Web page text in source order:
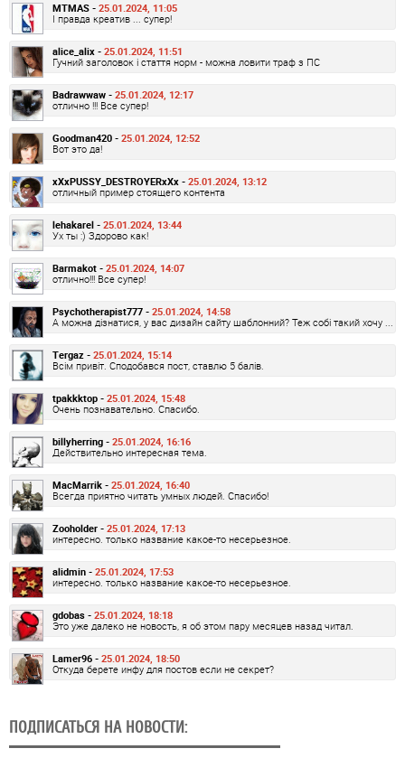
MTMAS - 25.01.2024, 11:05
І правда креатив ... супер!
alice_alix - 25.01.2024, 11:51
Гучний заголовок і стаття норм - можна ловити траф з ПС
Badrawwaw - 25.01.2024, 12:17
отлично !!! Все супер!
Goodman420 - 25.01.2024, 12:52
Вот это да!
xXxPUSSY_DESTROYERxXx - 25.01.2024, 13:12
отличный пример стоящего контента
lehakarel - 25.01.2024, 13:44
Ух ты :) Здорово как!
Barmakot - 25.01.2024, 14:07
отлично!!! Все супер!
Psychotherapist777 - 25.01.2024, 14:58
А можна дізнатися, у вас дизайн сайту шаблонний? Теж собі такий хочу ...
Tergaz - 25.01.2024, 15:14
Всім привіт. Сподобався пост, ставлю 5 балів.
tpakkktop - 25.01.2024, 15:48
Очень познавательно. Спасибо.
billyherring - 25.01.2024, 16:16
Действительно интересная тема.
MacMarrik - 25.01.2024, 16:40
Всегда приятно читать умных людей. Спасибо!
Zooholder - 25.01.2024, 17:13
интересно. только название какое-то несерьезное.
alidmin - 25.01.2024, 17:53
интересно. только название какое-то несерьезное.
gdobas - 25.01.2024, 18:18
Это уже далеко не новость, я об этом пару месяцев назад читал.
Lamer96 - 25.01.2024, 18:50
Откуда берете инфу для постов если не секрет?
ПОДПИСАТЬСЯ НА НОВОСТИ: